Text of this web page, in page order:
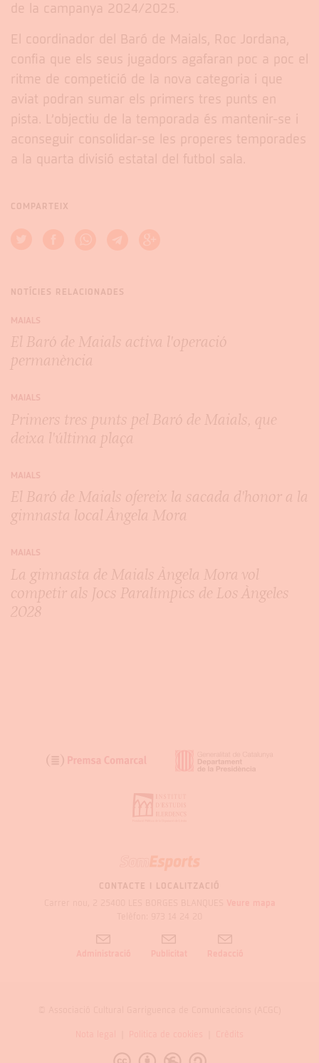
de la campanya 2024/2025.
El coordinador del Baró de Maials, Roc Jordana,
confia que els seus jugadors agafaran poc a poc el
ritme de competició de la nova categoria i que
aviat podran sumar els primers tres punts en
pista. L’objectiu de la temporada és mantenir-se i
aconseguir consolidar-se les properes temporades
a la quarta divisió estatal del futbol sala.
COMPARTEIX
NOTÍCIES RELACIONADES
MAIALS
El Baró de Maials activa l'operació
permanència
MAIALS
Primers tres punts pel Baró de Maials, que
deixa l'última plaça
MAIALS
El Baró de Maials ofereix la sacada d'honor a la
gimnasta local Àngela Mora
MAIALS
La gimnasta de Maials Àngela Mora vol
competir als Jocs Paralímpics de Los Àngeles
2028
SOM
GARRIGUES
CONTACTE I LOCALITZACIÓ